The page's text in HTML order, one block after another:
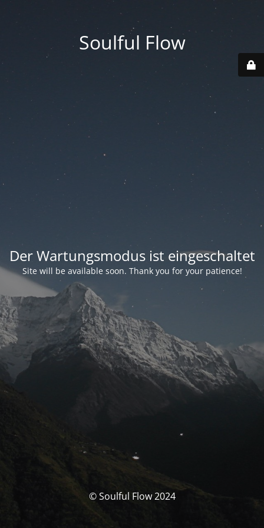
Soulful Flow
Der Wartungsmodus ist eingeschaltet
Site will be available soon. Thank you for your patience!
© Soulful Flow 2024